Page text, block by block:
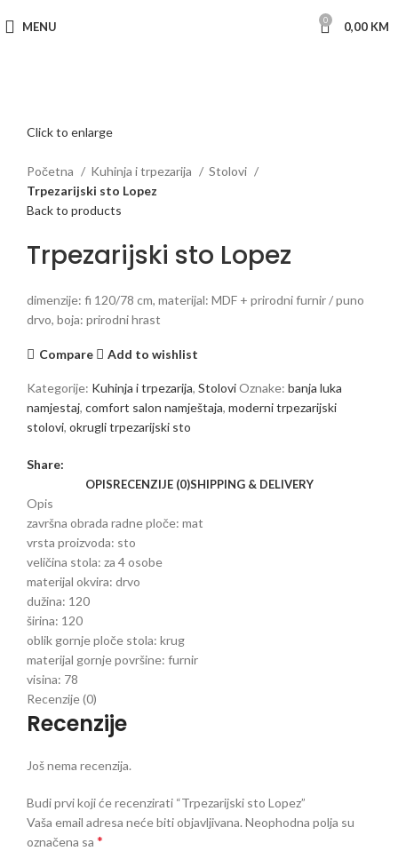
MENU 0 0,00 KM
Click to enlarge
Početna Kuhinja i trpezarija
Stolovi
Trpezarijski sto Lopez
Back to products
Trpezarijski sto Lopez
dimenzije: fi 120/78 cm, materijal: MDF + prirodni furnir / puno
drvo, boja: prirodni hrast
Compare Add to wishlist
Kategorije: Kuhinja i trpezarija, StoloviOznake: banja luka
namjestaj, comfort salon namještaja, moderni trpezarijski
stolovi, okrugli trpezarijski sto
Share:
OPISRECENZIJE (0)SHIPPING & DELIVERY
Opis
završna obrada radne ploče: mat
vrsta proizvoda: sto
veličina stola: za 4 osobe
materijal okvira: drvo
dužina: 120
širina: 120
oblik gornje ploče stola: krug
materijal gornje površine: furnir
visina: 78
Recenzije (0)
Recenzije
Još nema recenzija.
Budi prvi koji će recenzirati “Trpezarijski sto Lopez”
Vaša email adresa neće biti objavljivana.Neophodna polja su
označena sa *